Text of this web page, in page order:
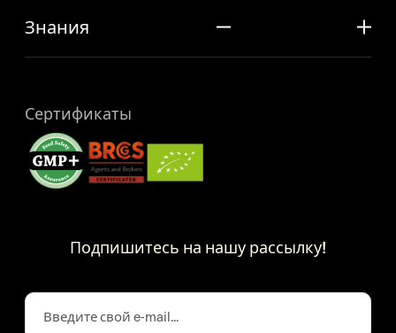
Знания
Сертификаты
Подпишитесь на нашу рассылку!